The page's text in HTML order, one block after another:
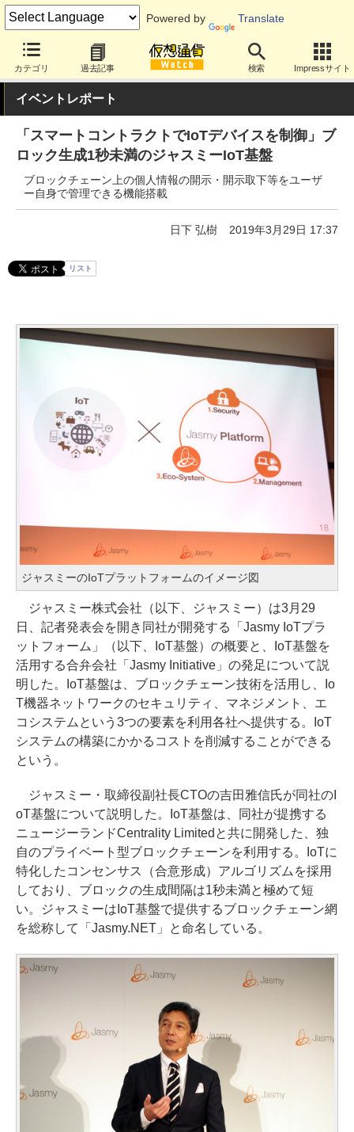
Powered by Translate
カテゴリ 過去記事 検索 Impressサイト
イベントレポート
「スマートコントラクトでIoTデバイスを制御」ブ
ロック生成1秒未満のジャスミーIoT基盤
ブロックチェーン上の個人情報の開示・開示取下等をユーザ
ー自身で管理できる機能搭載
日下 弘樹 2019年3月29日 17:37
リスト
ジャスミーのIoTプラットフォームのイメージ図
ジャスミー株式会社（以下、ジャスミー）は3月29
日、記者発表会を開き同社が開発する「Jasmy IoTプラ
ットフォーム」（以下、IoT基盤）の概要と、IoT基盤を
活用する合弁会社「Jasmy Initiative」の発足について説
明した。IoT基盤は、ブロックチェーン技術を活用し、Io
T機器ネットワークのセキュリティ、マネジメント、エ
コシステムという3つの要素を利用各社へ提供する。IoT
システムの構築にかかるコストを削減することができる
という。
ジャスミー・取締役副社長CTOの吉田雅信氏が同社のI
oT基盤について説明した。IoT基盤は、同社が提携する
ニュージーランドCentrality Limitedと共に開発した、独
自のプライベート型ブロックチェーンを利用する。IoTに
特化したコンセンサス（合意形成）アルゴリズムを採用
しており、ブロックの生成間隔は1秒未満と極めて短
い。ジャスミーはIoT基盤で提供するブロックチェーン網
を総称して「Jasmy.NET」と命名している。